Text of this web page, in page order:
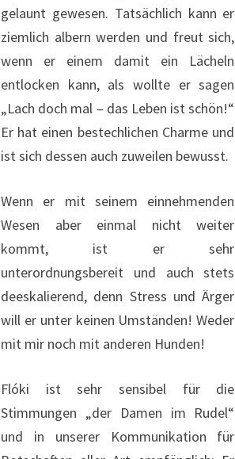
gelaunt gewesen. Tatsächlich kann er
ziemlich albern werden und freut sich,
wenn er einem damit ein Lächeln
entlocken kann, als wollte er sagen
„Lach doch mal – das Leben ist schön!“
Er hat einen bestechlichen Charme und
ist sich dessen auch zuweilen bewusst.
Wenn er mit seinem einnehmenden
Wesen aber einmal nicht weiter
kommt, ist er sehr
unterordnungsbereit und auch stets
deeskalierend, denn Stress und Ärger
will er unter keinen Umständen! Weder
mit mir noch mit anderen Hunden!
Flóki ist sehr sensibel für die
Stimmungen „der Damen im Rudel“
und in unserer Kommunikation für